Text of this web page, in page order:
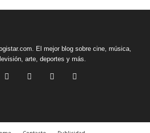
El mejor blog sobre cine, música,
arte, deportes y más.